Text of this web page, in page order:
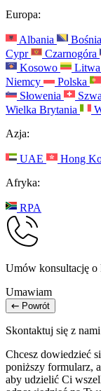
Europa:
Albania
Cypr
Czarnogóra
Kosowo
Litwa
Niemcy
Polska
Słowenia
Wielka Brytania
Azja:
UAE Hong
Afryka:
RPA
Umów konsultację
Umawiam
Powrót
Skontaktuj się z
Chcesz dowiedzieć
poniższy formularz,
aby udzielić Ci